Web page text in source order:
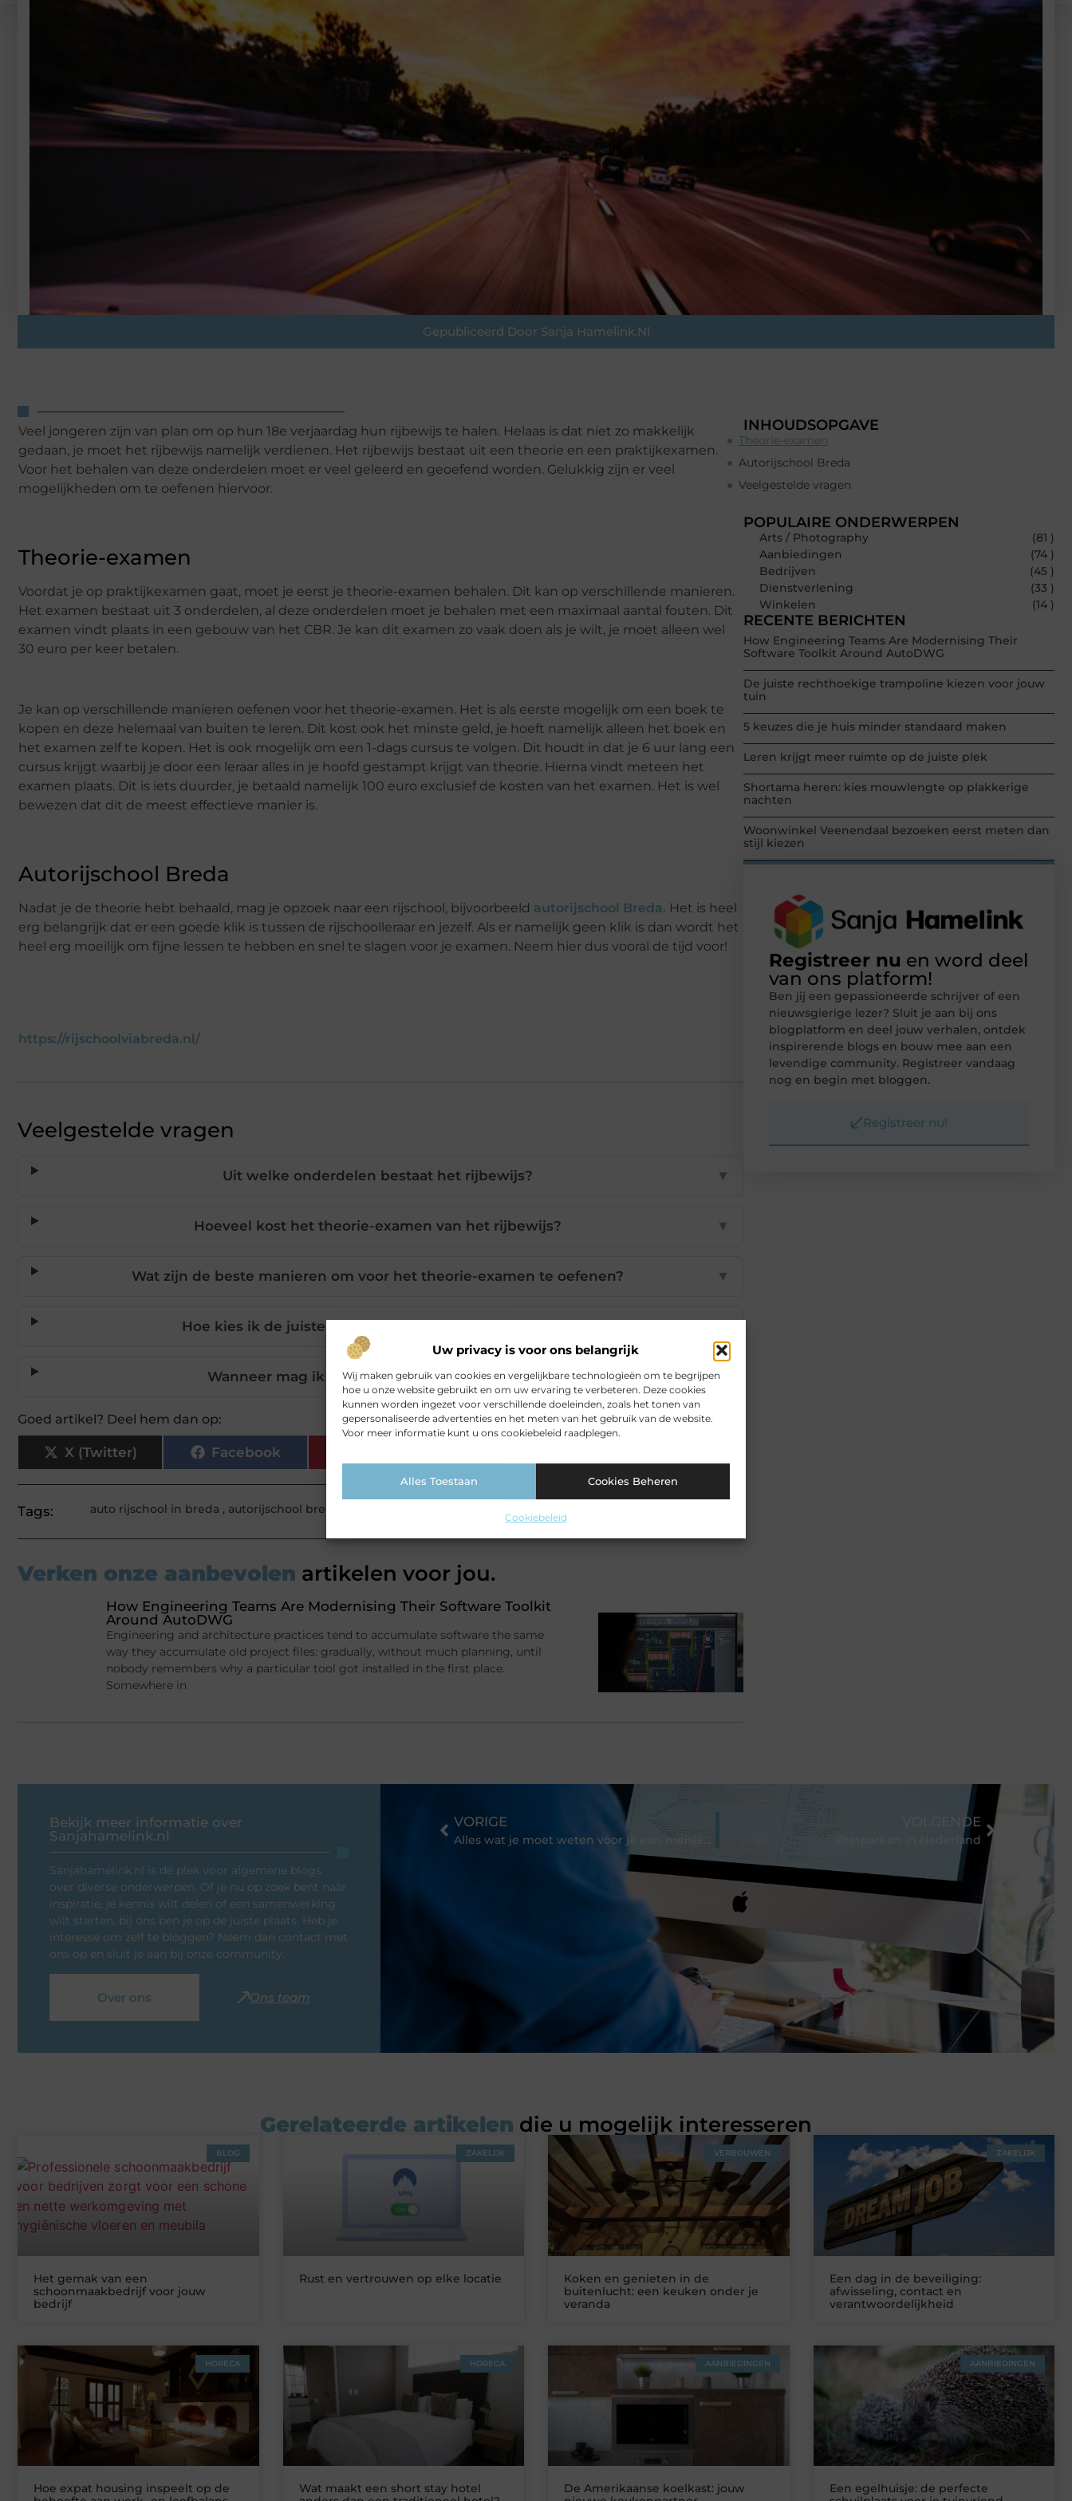
Uw privacy is voor ons belangrijk
Wij maken gebruik van cookies en vergelijkbare technologieën om te begrijpen
hoe u onze website gebruikt en om uw ervaring te verbeteren. Deze cookies
kunnen worden ingezet voor verschillende doeleinden, zoals het tonen van
gepersonaliseerde advertenties en het meten van het gebruik van de website.
Voor meer informatie kunt u ons cookiebeleid raadplegen.
Alles Toestaan Cookies Beheren
Cookiebeleid
Gepubliceerd Door Sanja Hamelink.nl
Veel jongeren zijn van plan om op hun 18e verjaardag hun rijbewijs te halen. Helaas is dat niet zo makkelijk
gedaan, je moet het rijbewijs namelijk verdienen. Het rijbewijs bestaat uit een theorie en een praktijkexamen.
Voor het behalen van deze onderdelen moet er veel geleerd en geoefend worden. Gelukkig zijn er veel
mogelijkheden om te oefenen hiervoor.
Theorie-examen
Voordat je op praktijkexamen gaat, moet je eerst je theorie-examen behalen. Dit kan op verschillende manieren.
Het examen bestaat uit 3 onderdelen, al deze onderdelen moet je behalen met een maximaal aantal fouten. Dit
examen vindt plaats in een gebouw van het CBR. Je kan dit examen zo vaak doen als je wilt, je moet alleen wel
30 euro per keer betalen.
Je kan op verschillende manieren oefenen voor het theorie-examen. Het is als eerste mogelijk om een boek te
kopen en deze helemaal van buiten te leren. Dit kost ook het minste geld, je hoeft namelijk alleen het boek en
het examen zelf te kopen. Het is ook mogelijk om een 1-dags cursus te volgen. Dit houdt in dat je 6 uur lang een
cursus krijgt waarbij je door een leraar alles in je hoofd gestampt krijgt van theorie. Hierna vindt meteen het
examen plaats. Dit is iets duurder, je betaald namelijk 100 euro exclusief de kosten van het examen. Het is wel
bewezen dat dit de meest effectieve manier is.
Autorijschool Breda
Nadat je de theorie hebt behaald, mag je opzoek naar een rijschool, bijvoorbeeld autorijschool Breda. Het is heel
erg belangrijk dat er een goede klik is tussen de rijschoolleraar en jezelf. Als er namelijk geen klik is dan wordt het
heel erg moeilijk om fijne lessen te hebben en snel te slagen voor je examen. Neem hier dus vooral de tijd voor!
https://rijschoolviabreda.nl/
Veelgestelde vragen
Uit welke onderdelen bestaat het rijbewijs? ▼
Hoeveel kost het theorie-examen van het rijbewijs? ▼
Wat zijn de beste manieren om voor het theorie-examen te oefenen? ▼
Hoe kies ik de juiste rijschool voor het praktijkexamen?
Wanneer mag ik voor het praktijkexamen gaan? ▼
Goed artikel? Deel hem dan op:
X (Twitter) Facebook
Tags: auto rijschool in breda , autorijschool breda
Verken onze aanbevolen artikelen voor jou.
How Engineering Teams Are Modernising Their Software Toolkit
Around AutoDWG
Engineering and architecture practices tend to accumulate software the same
way they accumulate old project files: gradually, without much planning, until
nobody remembers why a particular tool got installed in the first place.
Somewhere in
INHOUDSOPGAVE
Theorie-examen
Autorijschool Breda
Veelgestelde vragen
POPULAIRE ONDERWERPEN
Arts / Photography
(81 )
Aanbiedingen
(74 )
Bedrijven
(45 )
Dienstverlening
(33 )
Winkelen
(14 )
RECENTE BERICHTEN
How Engineering Teams Are Modernising Their
Software Toolkit Around AutoDWG
De juiste rechthoekige trampoline kiezen voor jouw
tuin
5 keuzes die je huis minder standaard maken
Leren krijgt meer ruimte op de juiste plek
Shortama heren: kies mouwlengte op plakkerige
nachten
Woonwinkel Veenendaal bezoeken eerst meten dan
stijl kiezen
Registreer nu en word deel
van ons platform!
Ben jij een gepassioneerde schrijver of een
nieuwsgierige lezer? Sluit je aan bij ons
blogplatform en deel jouw verhalen, ontdek
inspirerende blogs en bouw mee aan een
levendige community. Registreer vandaag
nog en begin met bloggen.
Registreer nu!
Bekijk meer informatie over
Sanjahamelink.nl
Sanjahamelink.nl is dé plek voor algemene blogs
over diverse onderwerpen. Of je nu op zoek bent naar
inspiratie, je kennis wilt delen of een samenwerking
wilt starten, bij ons ben je op de juiste plaats. Heb je
interesse om zelf te bloggen? Neem dan contact met
ons op en sluit je aan bij onze community.
Over ons Ons team
VORIGE VOLGENDE
Pretparken in Nederland
Gerelateerde artikelen die u mogelijk interesseren
BLOG
Het gemak van een
schoonmaakbedrijf voor jouw
bedrijf
ZAKELIJK
Rust en vertrouwen op elke locatie
VERBOUWEN
Koken en genieten in de
buitenlucht: een keuken onder je
veranda
ZAKELIJK
Een dag in de beveiliging:
afwisseling, contact en
verantwoordelijkheid
HORECA
Hoe expat housing inspeelt op de
HORECA
Wat maakt een short stay hotel
AANBIEDINGEN
De Amerikaanse koelkast: jouw
AANBIEDINGEN
Een egelhuisje: de perfecte